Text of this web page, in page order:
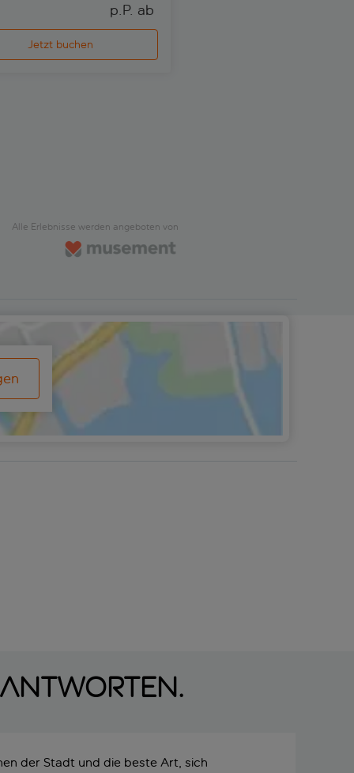
p.P. ab
Jetzt buchen
Alle Erlebnisse werden angeboten von
Antworten.
der Stadt und die beste Art, sich